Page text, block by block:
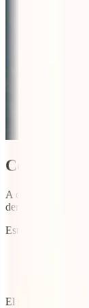
Coberturas
A diferencia de un
derivados de
Estas son las
Gastos
pueda
El
seguro IATI